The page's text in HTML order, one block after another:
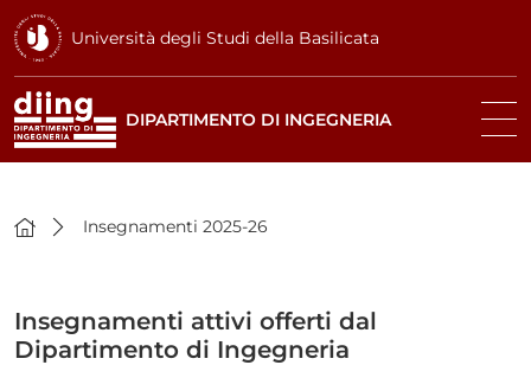
Università degli Studi della Basilicata
DIPARTIMENTO DI INGEGNERIA
Insegnamenti 2025-26
Insegnamenti attivi offerti dal
Dipartimento di Ingegneria